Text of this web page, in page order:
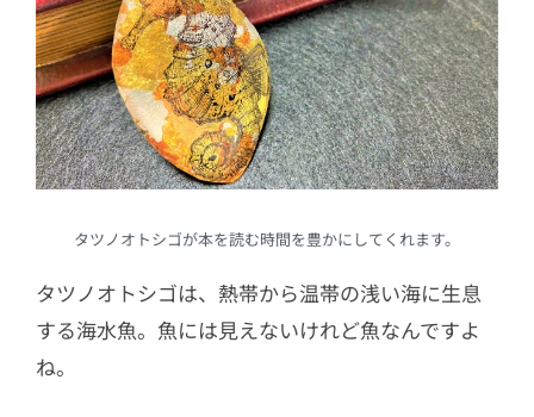
タツノオトシゴが本を読む時間を豊かにしてくれます。
タツノオトシゴは、熱帯から温帯の浅い海に生息
する海水魚。魚には見えないけれど魚なんですよ
ね。